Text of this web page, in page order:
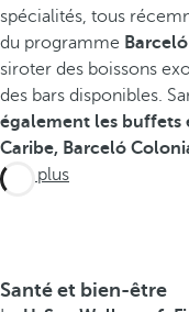
spécialités, tous
du programme
siroter des boissons
des bars disponibles.
également les buffets
Caribe, Barceló
Voir plus
Santé et bien-être